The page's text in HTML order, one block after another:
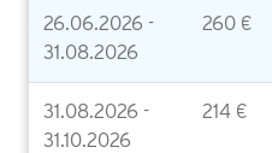
26.06.2026 -
31.08.2026
260 €
31.08.2026 -
31.10.2026
214 €